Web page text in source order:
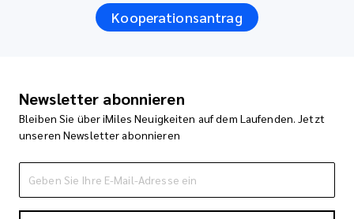
Kooperationsantrag
Newsletter abonnieren
Bleiben Sie über iMiles Neuigkeiten auf dem Laufenden. Jetzt
unseren Newsletter abonnieren